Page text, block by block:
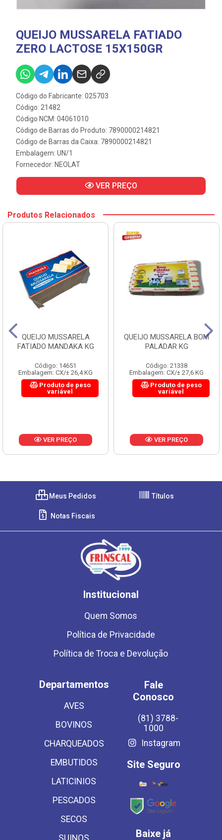
QUEIJO MUSSARELA FATIADO
ZERO LACTOSE 15X150GR
Código do Fabricante: 025703
Código: 21482
Código NCM: 04061010
Código de Barras do Produto: 7890000214821
Código de Barras da Caixa: 7890000214821
Embalagem: UN/1
Fornecedor: NEOLAT
VER PREÇO
Produtos Relacionados
QUEIJO MUSSARELA
FATIADO MANDAKA KG
Código: 14651
Embalagem: CX/± 26,4 KG
Produto de peso
variável
VER PREÇO
QUEIJO MUSSARELA BOM
PALADAR KG
Código: 21338
Embalagem: CX/± 27,6 KG
Produto de peso
variável
VER PREÇO
Meus Pedidos Títulos
Notas Fiscais
Institucional
Quem Somos
Política de Privacidade
Política de Troca e Devolução
Departamentos
AVES
BOVINOS
CHARQUEADOS
EMBUTIDOS
LATICINIOS
PESCADOS
SECOS
SUINOS
Fale
Conosco
(81) 3788-
1000
Instagram
Site Seguro
Baixe já